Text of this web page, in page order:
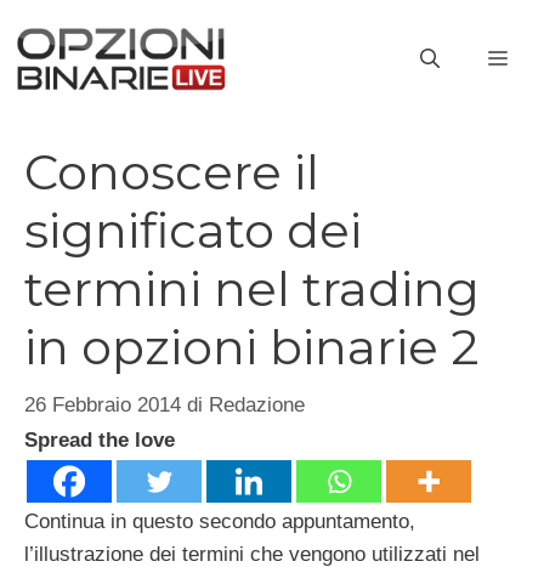
contenuto
Conoscere il
significato dei
termini nel trading
in opzioni binarie 2
26 Febbraio 2014 di Redazione
Spread the love
Continua in questo secondo appuntamento,
l’illustrazione dei termini che vengono utilizzati nel